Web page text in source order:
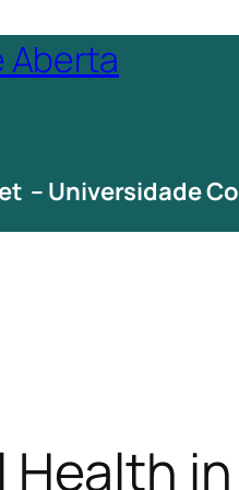
Aberta
– Universidade
in